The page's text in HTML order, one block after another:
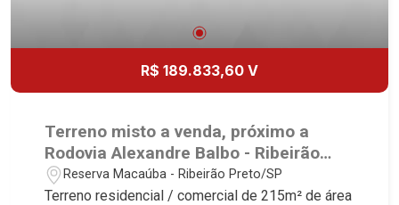
R$ 189.833,60 V
Terreno misto a venda, próximo a
Rodovia Alexandre Balbo - Ribeirão
Preto/SP.
Reserva Macaúba - Ribeirão Preto/SP
Terreno residencial / comercial de 215m² de área